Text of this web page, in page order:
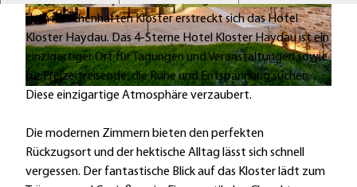
1
1
0
2
© Guido Erbring © Guido Erbring
dem märchenhaften Kloster erstreckt sich das Hotel
Kloster Haydau. Das 4-Sterne Hotel Kloster Haydau ist ein
einzigartiger Ort für Tagungen und Veranstaltungen sowie
für Freizeitreisende, die Ruhe und Entspannung suchen.
Diese einzigartige Atmosphäre verzaubert.
Die modernen Zimmern bieten den perfekten
Rückzugsort und der hektische Alltag lässt sich schnell
vergessen. Der fantastische Blick auf das Kloster lädt zum